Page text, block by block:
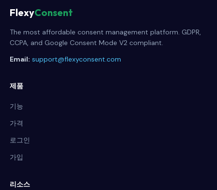
FlexyConsent
The most affordable consent management platform. GDPR,
CCPA, and Google Consent Mode V2 compliant.
Email: support@flexyconsent.com
제품
기능
가격
로그인
가입
리소스